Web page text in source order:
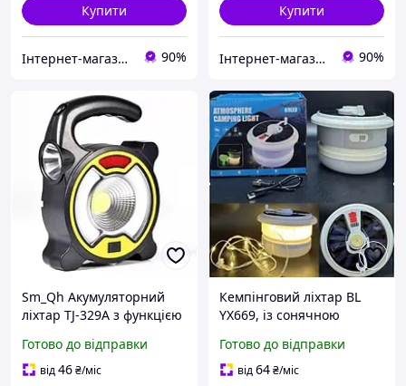
Купити
Інтернет-магазин Look 100 Clothes 90%
Купити
Інтернет-магазин Look 100 Clothes 90%
Sm_Qh Акумуляторний
ліхтар TJ-329A з функцією
панеллю Sma_Rtko
Готово до відправки
від46₴/міс
Кемпінговий ліхтар BL
YX669, із сонячною
стрічка 10 м
Готово до відправки
від64₴/міс